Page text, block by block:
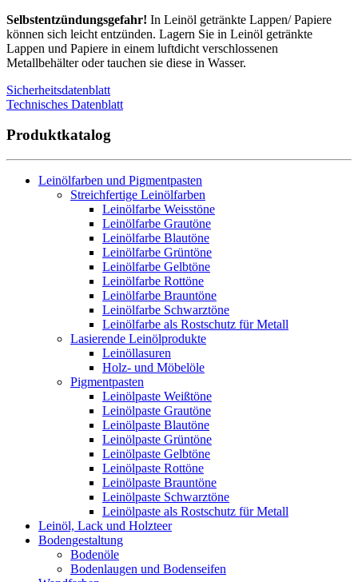
Selbstentzündungsgefahr! In Leinöl getränkte Lappen/ Papiere
können sich leicht entzünden. Lagern Sie in Leinöl getränkte
Lappen und Papiere in einem luftdicht verschlossenen
Metallbehälter oder tauchen sie diese in Wasser.
Sicherheitsdatenblatt
Technisches Datenblatt
Produktkatalog
Leinölfarben und Pigmentpasten
Streichfertige Leinölfarben
Leinölfarbe Weisstöne
Leinölfarbe Grautöne
Leinölfarbe Blautöne
Leinölfarbe Grüntöne
Leinölfarbe Gelbtöne
Leinölfarbe Rottöne
Leinölfarbe Brauntöne
Leinölfarbe Schwarztöne
Leinölfarbe als Rostschutz für Metall
Lasierende Leinölprodukte
Leinöllasuren
Holz- und Möbelöle
Pigmentpasten
Leinölpaste Weißtöne
Leinölpaste Grautöne
Leinölpaste Blautöne
Leinölpaste Grüntöne
Leinölpaste Gelbtöne
Leinölpaste Rottöne
Leinölpaste Brauntöne
Leinölpaste Schwarztöne
Leinölpaste als Rostschutz für Metall
Leinöl, Lack und Holzteer
Bodengestaltung
Bodenöle
Bodenlaugen und Bodenseifen